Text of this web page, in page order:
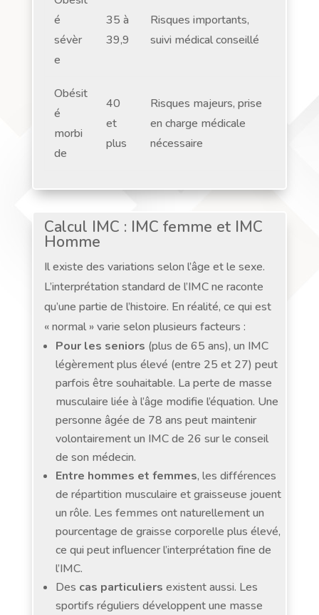
é
sévèr
e
35 à
39,9
Risques importants,
suivi médical conseillé
Obésit
é
morbi
de
40
et
plus
Risques majeurs, prise
en charge médicale
nécessaire
Calcul IMC : IMC femme et IMC
Homme
Il existe des variations selon l’âge et le sexe.
L’interprétation standard de l’IMC ne raconte
qu’une partie de l’histoire. En réalité, ce qui est
« normal » varie selon plusieurs facteurs :
Pour les seniors (plus de 65 ans), un IMC
légèrement plus élevé (entre 25 et 27) peut
parfois être souhaitable. La perte de masse
musculaire liée à l’âge modifie l’équation. Une
personne âgée de 78 ans peut maintenir
volontairement un IMC de 26 sur le conseil
de son médecin.
Entre hommes et femmes, les différences
de répartition musculaire et graisseuse jouent
un rôle. Les femmes ont naturellement un
pourcentage de graisse corporelle plus élevé,
ce qui peut influencer l’interprétation fine de
l’IMC.
Des cas particuliers existent aussi. Les
sportifs réguliers développent une masse